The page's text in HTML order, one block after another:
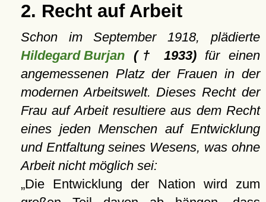
2. Recht auf Arbeit
Schon im September 1918, plädierte
Hildegard Burjan(† 1933)für einen
angemessenen Platz der Frauen in der
modernen Arbeitswelt. Dieses Recht der
Frau auf Arbeit resultiere aus dem Recht
eines jeden Menschen auf Entwicklung
und Entfaltung seines Wesens, was ohne
Arbeit nicht möglich sei:
Die Entwicklung der Nation wird zum